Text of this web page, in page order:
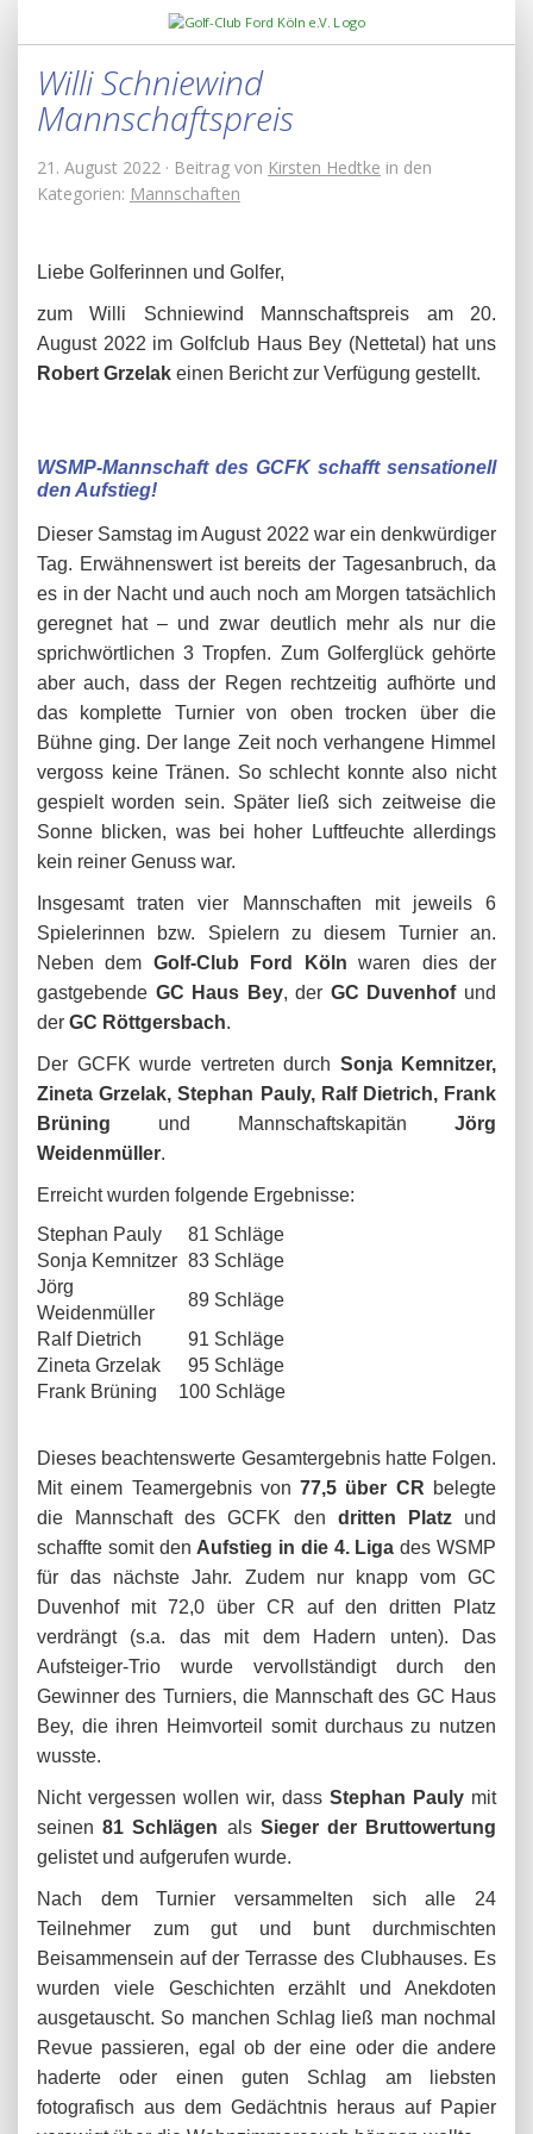
Willi Schniewind
Mannschaftspreis
21. August 2022 · Beitrag von Kirsten Hedtke in den
Kategorien: Mannschaften
Liebe Golferinnen und Golfer,
zum Willi Schniewind Mannschaftspreis am 20.
August 2022 im Golfclub Haus Bey (Nettetal) hat uns
Robert Grzelak einen Bericht zur Verfügung gestellt.
WSMP-Mannschaft des GCFK schafft sensationell
den Aufstieg!
Dieser Samstag im August 2022 war ein denkwürdiger
Tag. Erwähnenswert ist bereits der Tagesanbruch, da
es in der Nacht und auch noch am Morgen tatsächlich
geregnet hat – und zwar deutlich mehr als nur die
sprichwörtlichen 3 Tropfen. Zum Golferglück gehörte
aber auch, dass der Regen rechtzeitig aufhörte und
das komplette Turnier von oben trocken über die
Bühne ging. Der lange Zeit noch verhangene Himmel
vergoss keine Tränen. So schlecht konnte also nicht
gespielt worden sein. Später ließ sich zeitweise die
Sonne blicken, was bei hoher Luftfeuchte allerdings
kein reiner Genuss war.
Insgesamt traten vier Mannschaften mit jeweils 6
Spielerinnen bzw. Spielern zu diesem Turnier an.
Neben dem Golf-Club Ford Köln waren dies der
gastgebende GC Haus Bey, der GC Duvenhofund
der GC Röttgersbach.
Der GCFK wurde vertreten durch Sonja Kemnitzer,
Zineta Grzelak, Stephan Pauly, Ralf Dietrich, Frank
Brüning und Mannschaftskapitän Jörg
Weidenmüller.
Erreicht wurden folgende Ergebnisse:
Stephan Pauly
81 Schläge
Sonja Kemnitzer 83 Schläge
Jörg
Weidenmüller
89 Schläge
Ralf Dietrich
91 Schläge
Zineta Grzelak
95 Schläge
Frank Brüning
100 Schläge
Dieses beachtenswerte Gesamtergebnis hatte Folgen.
Mit einem Teamergebnis von77,5 über CR belegte
die Mannschaft des GCFK den dritten Platzund
schaffte somit den Aufstieg in die 4. Liga des WSMP
für das nächste Jahr. Zudem nur knapp vom GC
Duvenhof mit 72,0 über CR auf den dritten Platz
verdrängt (s.a. das mit dem Hadern unten). Das
Aufsteiger-Trio wurde vervollständigt durch den
Gewinner des Turniers, die Mannschaft des GC Haus
Bey, die ihren Heimvorteil somit durchaus zu nutzen
wusste.
Nicht vergessen wollen wir, dass Stephan Pauly mit
seinen81 Schlägen als Sieger der Bruttowertung
gelistet und aufgerufen wurde.
Nach dem Turnier versammelten sich alle 24
Teilnehmer zum gut und bunt durchmischten
Beisammensein auf der Terrasse des Clubhauses. Es
wurden viele Geschichten erzählt und Anekdoten
ausgetauscht. So manchen Schlag ließ man nochmal
Revue passieren, egal ob der eine oder die andere
haderte oder einen guten Schlag am liebsten
fotografisch aus dem Gedächtnis heraus auf Papier